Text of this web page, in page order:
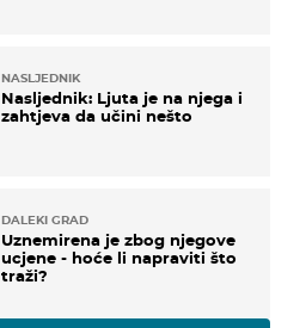
NASLJEDNIK
Nasljednik: Ljuta je na njega i
zahtjeva da učini nešto
DALEKI GRAD
Uznemirena je zbog njegove
ucjene - hoće li napraviti što
traži?